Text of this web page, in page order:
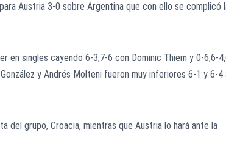
Austria 3-0 sobre Argentina que con ello se complicó
en singles cayendo 6-3,7-6 con Dominic Thiem y 0-6,6-
y Andrés Molteni fueron muy inferiores 6-1 y 6-4
del grupo, Croacia, mientras que Austria lo hará ante la